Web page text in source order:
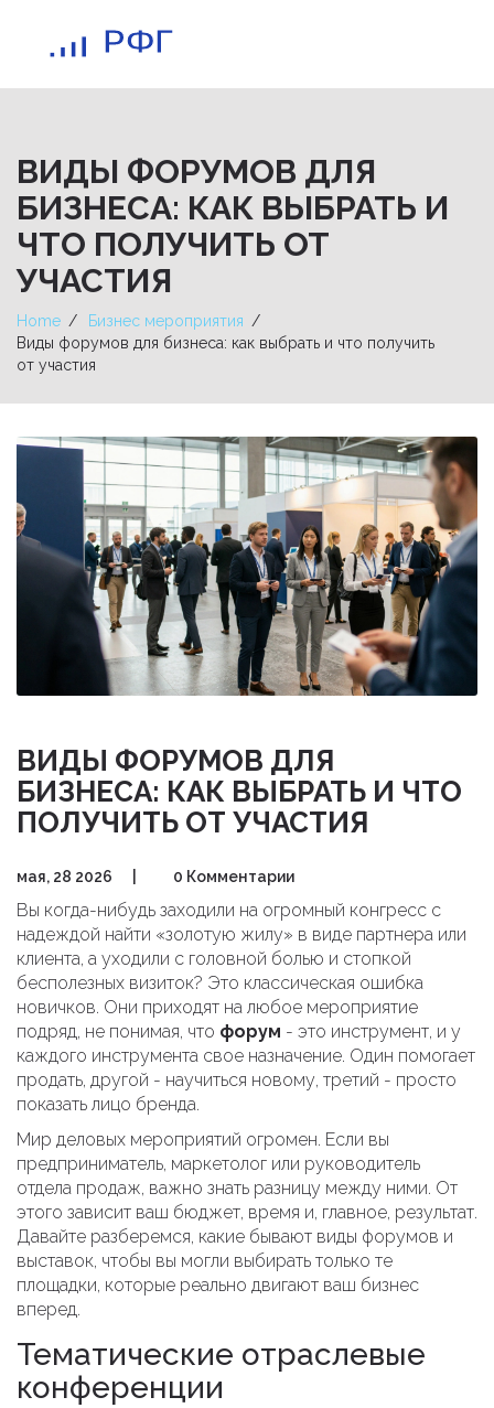
ВИДЫ ФОРУМОВ ДЛЯ
БИЗНЕСА: КАК ВЫБРАТЬ И
ЧТО ПОЛУЧИТЬ ОТ
УЧАСТИЯ
Home
Бизнес мероприятия
Виды форумов для бизнеса: как выбрать и что получить
от участия
ВИДЫ ФОРУМОВ ДЛЯ
БИЗНЕСА: КАК ВЫБРАТЬ И ЧТО
ПОЛУЧИТЬ ОТ УЧАСТИЯ
мая, 28 2026 0 Комментарии
Вы когда-нибудь заходили на огромный конгресс с
надеждой найти «золотую жилу» в виде партнера или
клиента, а уходили с головной болью и стопкой
бесполезных визиток? Это классическая ошибка
новичков. Они приходят на любое мероприятие
подряд, не понимая, что форум - это инструмент, и у
каждого инструмента свое назначение. Один помогает
продать, другой - научиться новому, третий - просто
показать лицо бренда.
Мир деловых мероприятий огромен. Если вы
предприниматель, маркетолог или руководитель
отдела продаж, важно знать разницу между ними. От
этого зависит ваш бюджет, время и, главное, результат.
Давайте разберемся, какие бывают виды форумов и
выставок, чтобы вы могли выбирать только те
площадки, которые реально двигают ваш бизнес
вперед.
Тематические отраслевые
конференции